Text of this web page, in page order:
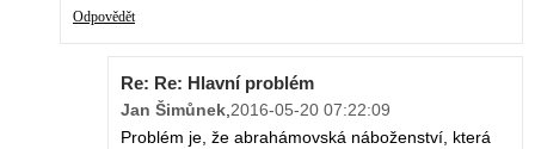
Odpovědět
Re: Re: Hlavní problém
Jan Šimůnek,2016-05-20 07:22:09
Problém je, že abrahámovská náboženství, která